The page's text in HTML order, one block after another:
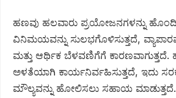
ಹಣವು ಹಲವಾರು ಪ್ರಯೋಜನಗಳನ್ನು
ವಿನಿಮಯವನ್ನು ಸುಲಭಗೊಳಿಸುತ್ತದೆ,
ಮತ್ತು ಆರ್ಥಿಕ ಬೆಳವಣಿಗೆಗೆ
ಅಳತೆಯಾಗಿ ಕಾರ್ಯನಿರ್ವಹಿಸುತ್ತದೆ, ಇದು
ಮೌಲ್ಯವನ್ನು ಹೋಲಿಸಲು ಸಹಾಯ